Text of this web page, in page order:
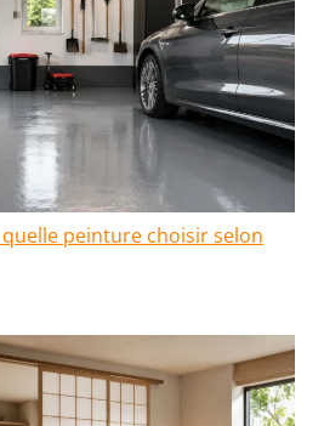
peinture choisir selon